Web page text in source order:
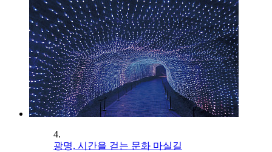
4.
광명, 시간을 걷는 문화 마실길